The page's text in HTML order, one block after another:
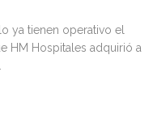
ya tienen operativo el
HM Hospitales adquirió a